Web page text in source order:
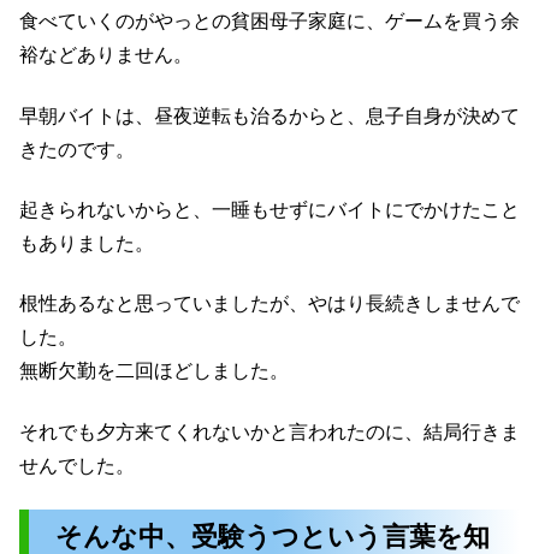
食べていくのがやっとの貧困母子家庭に、ゲームを買う余
裕などありません。
早朝バイトは、昼夜逆転も治るからと、息子自身が決めて
きたのです。
起きられないからと、一睡もせずにバイトにでかけたこと
もありました。
根性あるなと思っていましたが、やはり長続きしませんで
した。
無断欠勤を二回ほどしました。
それでも夕方来てくれないかと言われたのに、結局行きま
せんでした。
そんな中、受験うつという言葉を知